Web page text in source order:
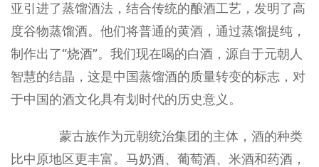
亚引进了蒸馏酒法，结合传统的酿酒工艺，发明了高
度谷物蒸馏酒。他们将普通的黄酒，通过蒸馏提纯，
制作出了“烧酒”。我们现在喝的白酒，源自于元朝人
智慧的结晶，这是中国蒸馏酒的质量转变的标志，对
于中国的酒文化具有划时代的历史意义。
蒙古族作为元朝统治集团的主体，酒的种类
比中原地区更丰富。马奶酒、葡萄酒、米酒和药酒，